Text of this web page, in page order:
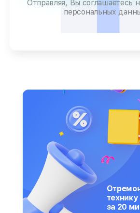
Отправляя, Вы соглашаетесь
персональных
за 20